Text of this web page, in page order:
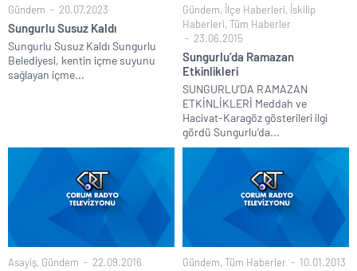
Gündem 20.07.2023
Sungurlu Susuz Kaldı
Sungurlu Susuz Kaldı Sungurlu
Belediyesi, kentin içme suyunu
sağlayan içme...
Gündem, İlçe Haberleri, İskilip
Haberleri, Tüm Haberler
23.06.2015
Sungurlu’da Ramazan
Etkinlikleri
SUNGURLU’DA RAMAZAN
ETKİNLİKLERİ Meddah ve
Hacivat-Karagöz gösterileri ilgi
gördü Sungurlu’da...
Asayiş, Gündem 22.09.2016 Gündem, Tüm Haberler 10.01.2013